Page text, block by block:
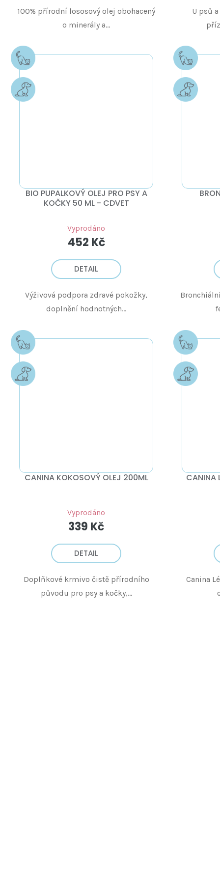
100% přírodní lososový olej obohacený
o minerály a...
U psů
BIO PUPALKOVÝ OLEJ PRO PSY A
KOČKY 50 ML - CDVET
Vyprodáno
452 Kč
DETAIL
Výživová podpora zdravé pokožky,
doplnění hodnotných...
CANINA KOKOSOVÝ OLEJ 200ML
Vyprodáno
339 Kč
DETAIL
Doplňkové krmivo čistě přírodního
původu pro psy a kočky,...
CANINA
Canina